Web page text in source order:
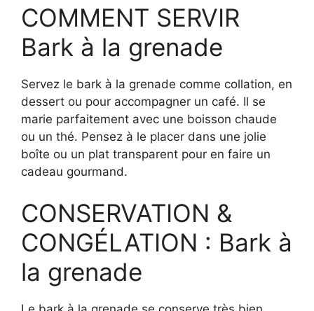
COMMENT SERVIR
Bark à la grenade
Servez le bark à la grenade comme collation, en
dessert ou pour accompagner un café. Il se
marie parfaitement avec une boisson chaude
ou un thé. Pensez à le placer dans une jolie
boîte ou un plat transparent pour en faire un
cadeau gourmand.
CONSERVATION &
CONGÉLATION : Bark à
la grenade